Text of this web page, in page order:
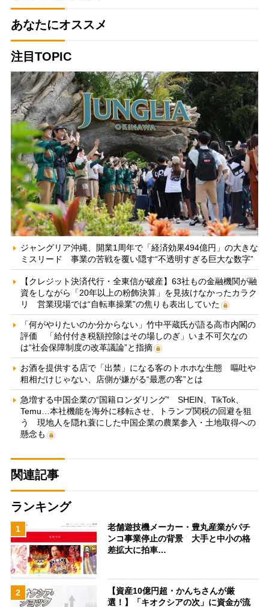
あなたにオススメ
注目TOPIC
ジャングリア沖縄、開業1周年で「経済効果494億円」の大きな
ミスリード 事業の苦戦を覆い隠す“不透明すぎる巨大な数字”
【クレジット決済代行・全東信が破産】63社もの金融機関が融
資をしながら「20年以上の粉飾決算」を見抜けなかったカラク
リ 営業現場では“自転車操業”の焦りも表出していた
「何がやりたいのか分からない」竹中平蔵氏が語る高市内閣の
評価 「給付付き税額控除はその場しのぎ」いま不可欠なの
は“社会保障制度の改革議論”と指摘
お酒を提供する店で「出禁」になる客のトホホな生態 嘔吐や
粗相だけじゃない、店側が嫌がる“最悪の客”とは
急増する中国企業の“国籍ロンダリング” SHEIN、TikTok、
Temu…本社機能を海外に移転させ、トランプ関税の回避を狙
う 現地人を隠れ蓑にした中国企業の農業参入・土地取得への
懸念も
関連記事
ランキング
1
老舗遊技機メーカー・豊丸産業がパチ
ンコ事業停止の背景 大手と中小の格
差拡大に拍車…
2
【資産10億円超・かんちさんが厳
選！】「キオクシアの次」に資金が流